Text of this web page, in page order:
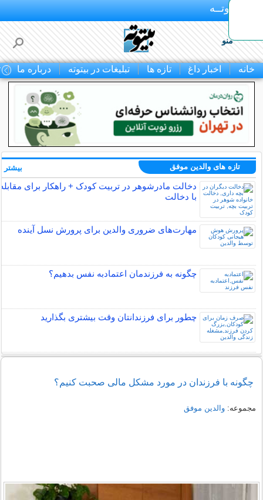
بـیتوتــه
منو
خانه اخبار داغ تازه ها تبلیغات در بیتوته درباره ما
تازه های والدین موفق
دخالت مادرشوهر در تربیت کودک + راهکار برای
با دخالت
مهارت‌های ضروری والدین برای پرورش نسل آینده
چگونه به فرزندمان اعتمادبه نفس بدهیم؟
چطور برای فرزندانتان وقت بیشتری بگذارید
بیشتر
چگونه با فرزندان در مورد مشکل مالی صحبت کنیم؟
مجموعه:والدین موفق